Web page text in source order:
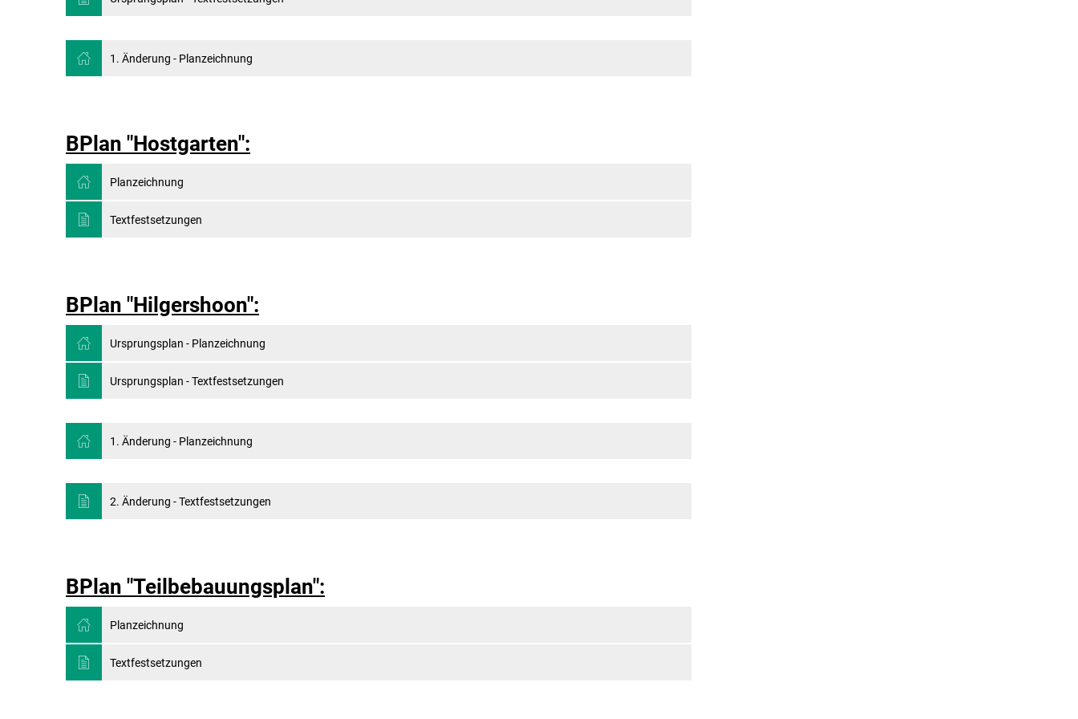
1. Änderung - Planzeichnung
BPlan "Hostgarten":
Planzeichnung
Textfestsetzungen
BPlan "Hilgershoon":
Ursprungsplan - Planzeichnung
Ursprungsplan - Textfestsetzungen
1. Änderung - Planzeichnung
2. Änderung - Textfestsetzungen
BPlan "Teilbebauungsplan":
Planzeichnung
Textfestsetzungen